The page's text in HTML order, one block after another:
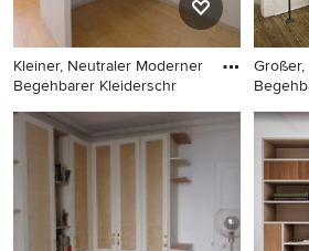
Kleiner, Neutraler Moderner
Begehbarer Kleiderschr
Kleiner, Neutraler Moderner
Begehbarer Kleiderschrank
mit offenen Schränken,
weißen Schränken,
Sperrholzboden und beigem
Boden in Sonstige
mit